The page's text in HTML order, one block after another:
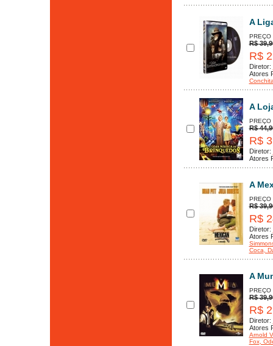
A
PREÇO
R$
R$
Diretor:
Atores
A
PREÇO
R$
R$
Diretor:
Atores
A
PREÇO
R$
R$
Diretor:
Atores
Coca ,
A
PREÇO
R$
R$
Diretor:
Atores
Arnold
Fox,